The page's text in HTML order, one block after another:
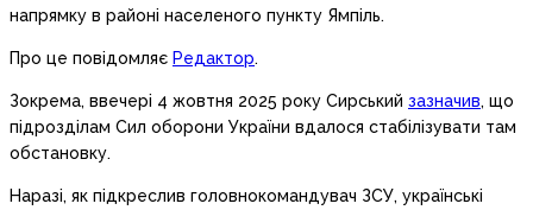
напрямку в районі населеного пункту Ямпіль.
Про це повідомляє Редактор.
Зокрема, ввечері 4 жовтня 2025 року Сирський зазначив, що
підрозділам Сил оборони України вдалося стабілізувати там
обстановку.
Наразі, як підкреслив головнокомандувач ЗСУ, українські